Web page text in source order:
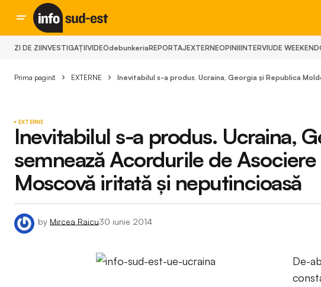
ZI DE ZIINVESTIGAȚIIVIDEOdebunkeriaREPORTAJEXTERNEOPINIIINTERVIUDE WEEKEND
Prima pagină EXTERNE Inevitabilul s-a produs. Ucraina, Georgia și Republica
EXTERNE
Inevitabilul s-a produs. Ucraina,
semnează Acordurile de
Moscovă iritată și neputincioasă
by Mircea Raicu30 iunie 2014
De-